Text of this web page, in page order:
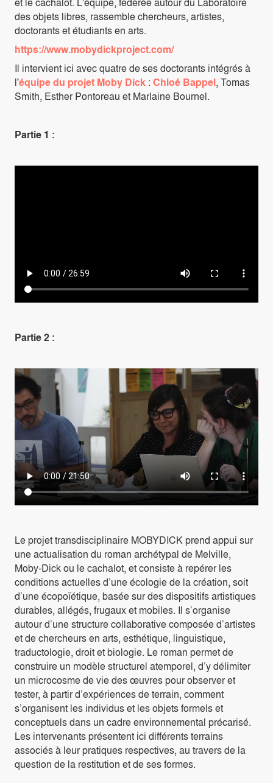
des objets libres, rassemble chercheurs, artistes,
doctorants et étudiants en arts.
https://www.mobydickproject.com/
Il intervient ici avec quatre de ses doctorants intégrés à
l'équipe du projet Moby Dick : Chloé Bappel, Tomas
Smith, Esther Pontoreau et Marlaine Bournel.
Partie 1 :
Partie 2 :
Le projet transdisciplinaire MOBYDICK prend appui sur
une actualisation du roman archétypal de Melville,
Moby-Dick ou le cachalot, et consiste à repérer les
conditions actuelles d’une écologie de la création, soit
d’une écopoïétique, basée sur des dispositifs artistiques
durables, allégés, frugaux et mobiles. Il s’organise
autour d’une structure collaborative composée d’artistes
et de chercheurs en arts, esthétique, linguistique,
traductologie, droit et biologie. Le roman permet de
construire un modèle structurel atemporel, d’y délimiter
un microcosme de vie des œuvres pour observer et
tester, à partir d’expériences de terrain, comment
s’organisent les individus et les objets formels et
conceptuels dans un cadre environnemental précarisé.
Les intervenants présentent ici différents terrains
associés à leur pratiques respectives, au travers de la
question de la restitution et de ses formes.